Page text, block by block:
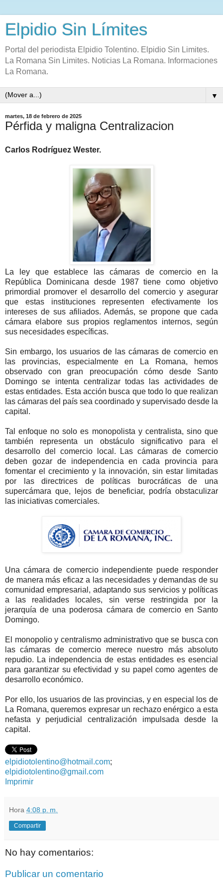
Elpidio Sin Límites
Portal del periodista Elpidio Tolentino. Elpidio Sin Limites.
La Romana Sin Limites. Noticias La Romana. Informaciones
La Romana.
▼
martes, 18 de febrero de 2025
Pérfida y maligna Centralizacion
Carlos Rodríguez Wester.
La ley que establece las cámaras de comercio en la
República Dominicana desde 1987 tiene como objetivo
primordial promover el desarrollo del comercio y asegurar
que estas instituciones representen efectivamente los
intereses de sus afiliados. Además, se propone que cada
cámara elabore sus propios reglamentos internos, según
sus necesidades específicas.
Sin embargo, los usuarios de las cámaras de comercio en
las provincias, especialmente en La Romana, hemos
observado con gran preocupación cómo desde Santo
Domingo se intenta centralizar todas las actividades de
estas entidades. Esta acción busca que todo lo que realizan
las cámaras del país sea coordinado y supervisado desde la
capital.
Tal enfoque no solo es monopolista y centralista, sino que
también representa un obstáculo significativo para el
desarrollo del comercio local. Las cámaras de comercio
deben gozar de independencia en cada provincia para
fomentar el crecimiento y la innovación, sin estar limitadas
por las directrices de políticas burocráticas de una
supercámara que, lejos de beneficiar, podría obstaculizar
las iniciativas comerciales.
Una cámara de comercio independiente puede responder
de manera más eficaz a las necesidades y demandas de su
comunidad empresarial, adaptando sus servicios y políticas
a las realidades locales, sin verse restringida por la
jerarquía de una poderosa cámara de comercio en Santo
Domingo.
El monopolio y centralismo administrativo que se busca con
las cámaras de comercio merece nuestro más absoluto
repudio. La independencia de estas entidades es esencial
para garantizar su efectividad y su papel como agentes de
desarrollo económico.
Por ello, los usuarios de las provincias, y en especial los de
La Romana, queremos expresar un rechazo enérgico a esta
nefasta y perjudicial centralización impulsada desde la
capital.
elpidiotolentino@hotmail.com;
elpidiotolentino@gmail.com
Imprimir
Hora 4:08 p. m.
Compartir
No hay comentarios:
Publicar un comentario